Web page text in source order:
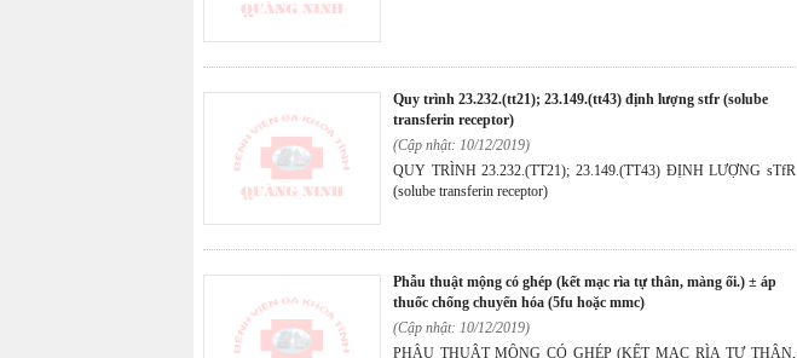
quy trình 23.232.(tt21); 23.149.(tt43) định lượng stfr (solube
transferin receptor)
(Cập nhật: 10/12/2019)
QUY TRÌNH 23.232.(TT21); 23.149.(TT43) ĐỊNH LƯỢNG sTfR
(solube transferin receptor)
phẫu thuật mộng có ghép (kết mạc rìa tự thân, màng ối.) ± áp
thuốc chống chuyển hóa (5fu hoặc mmc)
(Cập nhật: 10/12/2019)
PHẪU THUẬT MỘNG CÓ GHÉP (KẾT MẠC RÌA TỰ THÂN,